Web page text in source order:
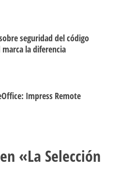
seguridad del código
la diferencia
Impress Remote
«La Selección